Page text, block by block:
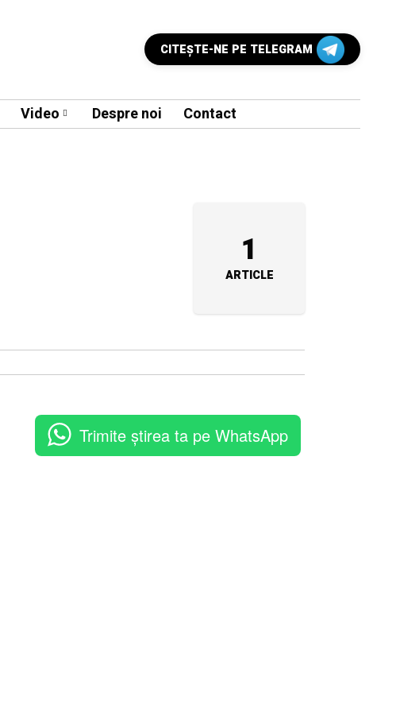
CITEŞTE-NE PE TELEGRAM
Video Despre noi Contact
1
ARTICLE
Trimite știrea ta pe WhatsApp